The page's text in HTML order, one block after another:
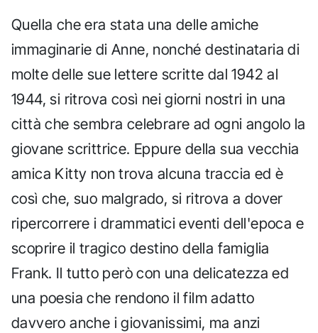
Quella che era stata una delle amiche
immaginarie di Anne, nonché destinataria di
molte delle sue lettere scritte dal 1942 al
1944, si ritrova così nei giorni nostri in una
città che sembra celebrare ad ogni angolo la
giovane scrittrice. Eppure della sua vecchia
amica Kitty non trova alcuna traccia ed è
così che, suo malgrado, si ritrova a dover
ripercorrere i drammatici eventi dell'epoca e
scoprire il tragico destino della famiglia
Frank. Il tutto però con una delicatezza ed
una poesia che rendono il film adatto
davvero anche i giovanissimi, ma anzi